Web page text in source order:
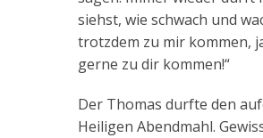
siehst, wie schwach und
trotzdem zu mir kommen,
gerne zu dir kommen!“
Der Thomas durfte den
Heiligen Abendmahl.